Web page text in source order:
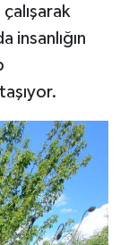
insanlığın